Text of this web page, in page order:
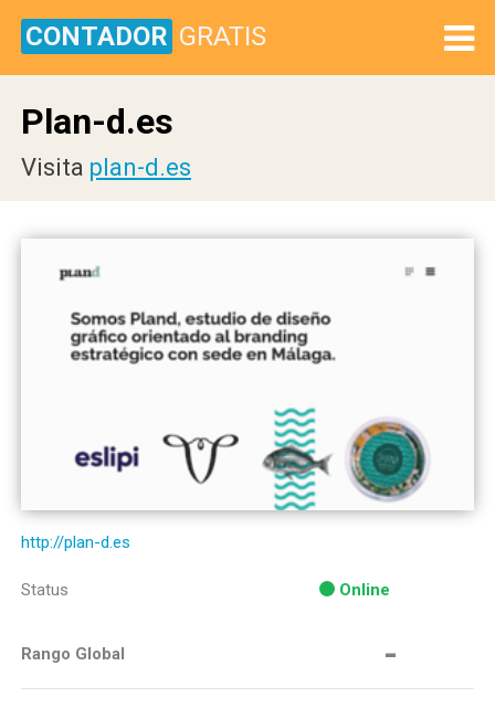
CONTADOR GRATIS
Plan-d.es
Visita plan-d.es
http://plan-d.es
Status Online
Rango Global -